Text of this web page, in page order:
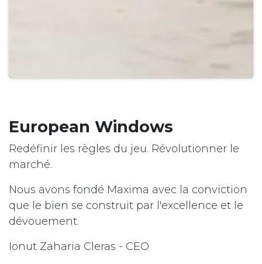
European Windows
Redéfinir les règles du jeu. Révolutionner le
marché.
Nous avons fondé Maxima avec la conviction
que le bien se construit par l'excellence et le
dévouement.
Ionut Zaharia Cleras - CEO